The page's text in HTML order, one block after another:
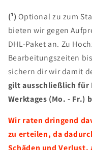
(¹)Optional zu zum
bieten wir gegen
DHL-Paket an. Zu
Bearbeitungszeiten
sichern dir wir damit
gilt ausschließlich für
Werktages (Mo. - Fr.)
Wir raten dringend
zu erteilen, da